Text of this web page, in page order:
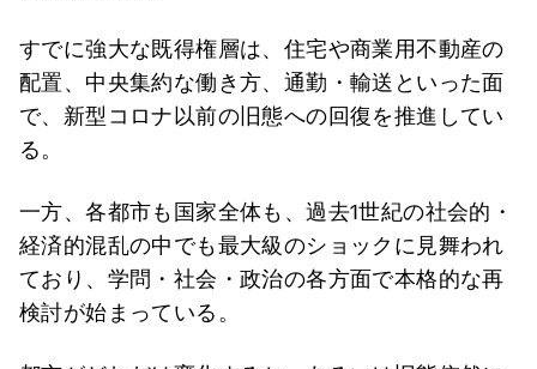
すでに強大な既得権層は、住宅や商業用不動産の
配置、中央集約な働き方、通勤・輸送といった面
で、新型コロナ以前の旧態への回復を推進してい
る。
一方、各都市も国家全体も、過去1世紀の社会的・
経済的混乱の中でも最大級のショックに見舞われ
ており、学問・社会・政治の各方面で本格的な再
検討が始まっている。